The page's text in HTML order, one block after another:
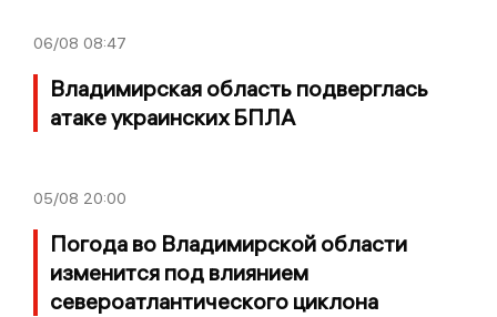
06/08 08:47
Владимирская область подверглась
атаке украинских БПЛА
05/08 20:00
Погода во Владимирской области
изменится под влиянием
североатлантического циклона